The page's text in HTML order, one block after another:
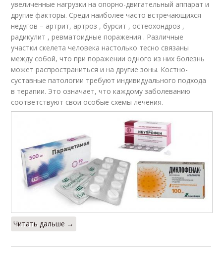
увеличенные нагрузки на опорно-двигательный аппарат и
другие факторы. Среди наиболее часто встречающихся
недугов – артрит, артроз , бурсит , остеохондроз ,
радикулит , ревматоидные поражения . Различные
участки скелета человека настолько тесно связаны
между собой, что при поражении одного из них болезнь
может распространиться и на другие зоны. Костно-
суставные патологии требуют индивидуального подхода
в терапии. Это означает, что каждому заболеванию
соответствуют свои особые схемы лечения.
Читать дальше →